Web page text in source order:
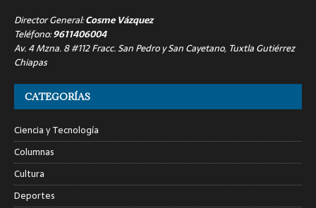
Director General:Cosme Vázquez
Teléfono:9611406004
Av. 4 Mzna. 8 #112 Fracc. San Pedro y San Cayetano, Tuxtla Gutiérrez
Chiapas
CATEGORÍAS
Ciencia y Tecnología
Columnas
Cultura
Deportes